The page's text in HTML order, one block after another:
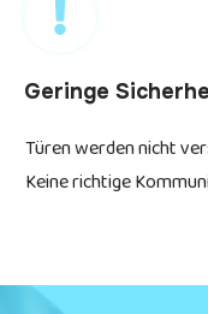
Geringe
Türen werden nicht
Keine richtige